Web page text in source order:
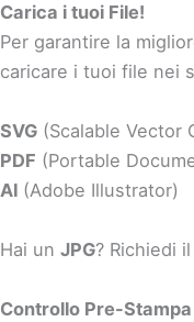
Carica i tuoi File!
Per garantire la
caricare i tuoi file nei
SVG (Scalable Vector
PDF (Portable
AI (Adobe Illustrator)
Hai un JPG? Richiedi
Controllo Pre-Stampa